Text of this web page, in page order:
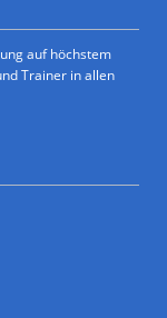
auf höchstem
Trainer in allen